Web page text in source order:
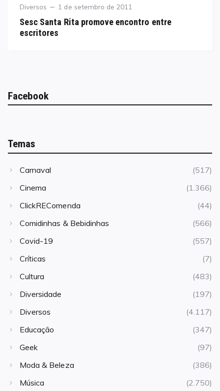
Category
Diversos
Posted
1 de setembro de 2011
Sesc Santa Rita promove encontro entre
escritores
Facebook
Temas
Carnaval
(517)
Cinema
(1.366)
ClickREComenda
(44)
Comidinhas & Bebidinhas
(566)
Covid-19
(557)
Críticas
(7)
Cultura
(483)
Diversidade
(197)
Diversos
(4.117)
Educação
(347)
Geek
(97)
Moda & Beleza
(386)
Música
(2.750)